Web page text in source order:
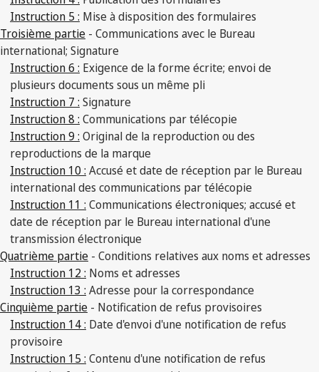
Instruction 5 : Mise à disposition des formulaires
Troisième partie - Communications avec le Bureau
international; Signature
Instruction 6 : Exigence de la forme écrite; envoi de
plusieurs documents sous un même pli
Instruction 7 : Signature
Instruction 8 : Communications par télécopie
Instruction 9 : Original de la reproduction ou des
reproductions de la marque
Instruction 10 : Accusé et date de réception par le Bureau
international des communications par télécopie
Instruction 11 : Communications électroniques; accusé et
date de réception par le Bureau international d'une
transmission électronique
Quatrième partie - Conditions relatives aux noms et adresses
Instruction 12 : Noms et adresses
Instruction 13 : Adresse pour la correspondance
Cinquième partie - Notification de refus provisoires
Instruction 14 : Date d'envoi d'une notification de refus
provisoire
Instruction 15 : Contenu d'une notification de refus